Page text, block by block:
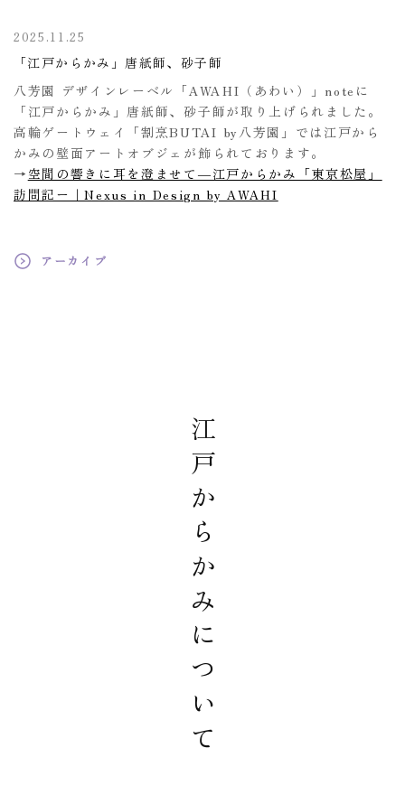
2025.11.25
「江戸からかみ」唐紙師、砂子師
八芳園 デザインレーベル「AWAHI（あわい）」noteに
「江戸からかみ」唐紙師、砂子師が取り上げられました。
高輪ゲートウェイ「割烹BUTAI by八芳園」では江戸から
かみの壁面アートオブジェが飾られております。
→ 空間の響きに耳を澄ませて―江戸からかみ「東京松屋」
訪問記ー｜Nexus in Design by AWAHI
アーカイブ
江戸からかみについて